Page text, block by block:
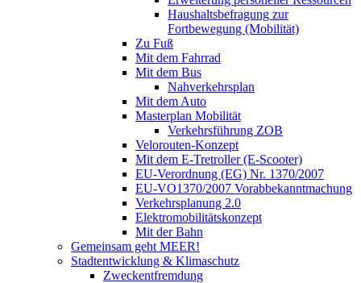
Haushaltsbefragung zur
Fortbewegung (Mobilität)
Zu Fuß
Mit dem Fahrrad
Mit dem Bus
Nahverkehrsplan
Mit dem Auto
Masterplan Mobilität
Verkehrsführung ZOB
Velorouten-Konzept
Mit dem E-Tretroller (E-Scooter)
EU-Verordnung (EG) Nr. 1370/2007
EU-VO1370/2007 Vorabbekanntmachung
Verkehrsplanung 2.0
Elektromobilitätskonzept
Mit der Bahn
Gemeinsam geht MEER!
Stadtentwicklung & Klimaschutz
Zweckentfremdung